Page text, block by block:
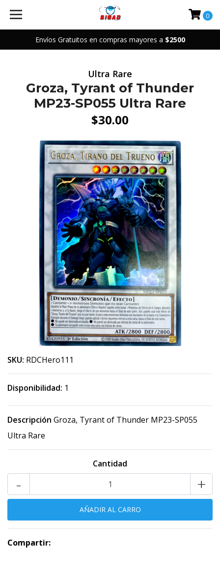
Envíos Gratuitos en compras mayores a $2500
0
Ultra Rare
Groza, Tyrant of Thunder
MP23-SP055 Ultra Rare
$30.00
SKU: RDCHero111
Disponibilidad: 1
Descripción Groza, Tyrant of Thunder MP23-SP055
Ultra Rare
Cantidad
+
-
Compartir: